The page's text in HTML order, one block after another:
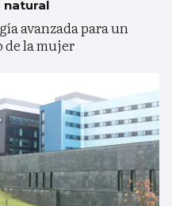
natural
avanzada para un
la mujer